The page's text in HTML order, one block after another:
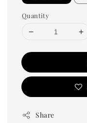
Quantity
Share